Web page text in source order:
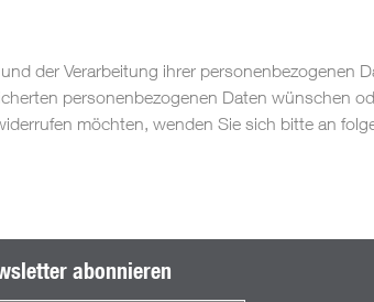
der Verarbeitung ihrer personenbezogenen
personenbezogenen Daten wünschen
möchten, wenden Sie sich bitte an
abonnieren